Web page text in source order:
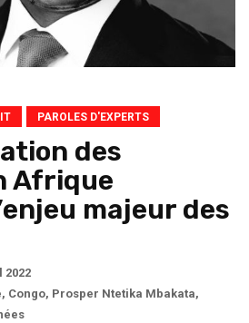
PAROLES D'EXPERTS
des
Afrique
majeur des
2022
, Congo, Prosper Ntetika Mbakata,